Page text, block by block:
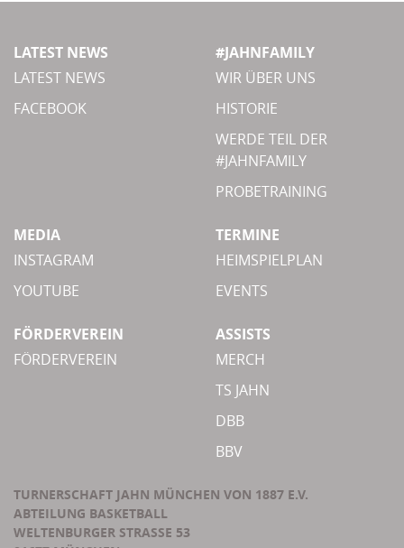
LATEST NEWS
LATEST NEWS
FACEBOOK
#JAHNFAMILY
WIR ÜBER UNS
HISTORIE
WERDE TEIL DER
#JAHNFAMILY
PROBETRAINING
MEDIA
INSTAGRAM
YOUTUBE
TERMINE
HEIMSPIELPLAN
EVENTS
FÖRDERVEREIN
FÖRDERVEREIN
ASSISTS
MERCH
TS JAHN
DBB
BBV
TURNERSCHAFT JAHN MÜNCHEN VON 1887 E.V.
ABTEILUNG BASKETBALL
WELTENBURGER STRASSE 53